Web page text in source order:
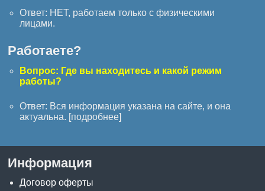
Ответ: НЕТ, работаем только с физическими
лицами.
Работаете?
Вопрос: Где вы находитесь и какой режим
работы?
Ответ: Вся информация указана на сайте, и она
актуальна. [подробнее]
Информация
Договор оферты